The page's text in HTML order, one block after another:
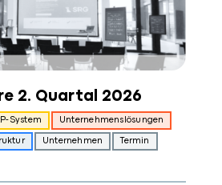
2. Quartal 2026
System Unternehmenslösungen
Unternehmen Termin